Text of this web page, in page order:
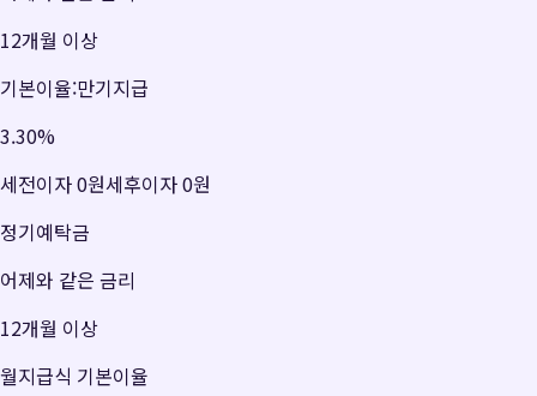
12개월 이상
기본이율:만기지급
3.30%
세전이자0원세후이자0원
정기예탁금
어제와 같은 금리
12개월 이상
월지급식 기본이율